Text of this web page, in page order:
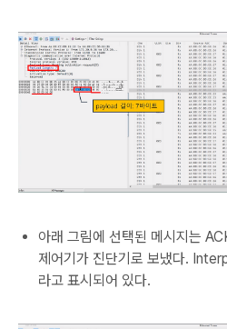
아래 그림에 선택된 메시지는
제어기가 진단기로 보냈다.
라고 표시되어 있다.